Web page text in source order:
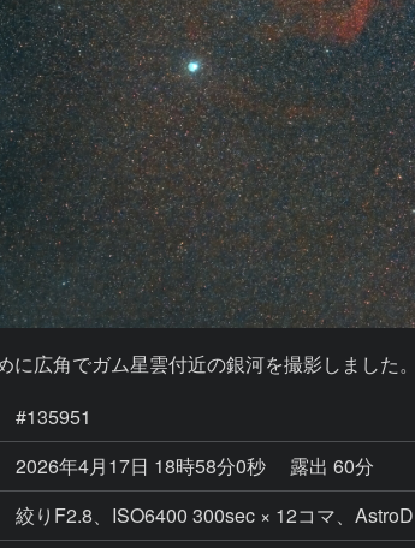
広角でガム星雲付近の銀河を撮影しました。
#135951
2026年4月17日 18時58分0秒
露出 60分
絞りF2.8、ISO6400 300sec × 12コマ、